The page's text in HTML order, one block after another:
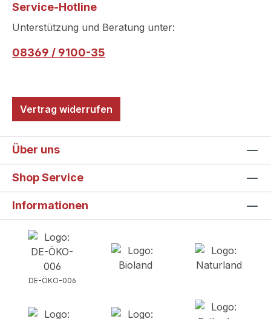
Service-Hotline
Unterstützung und Beratung unter:
08369 / 9100-35
Vertrag widerrufen
Über uns
Shop Service
Informationen
DE-ÖKO-006